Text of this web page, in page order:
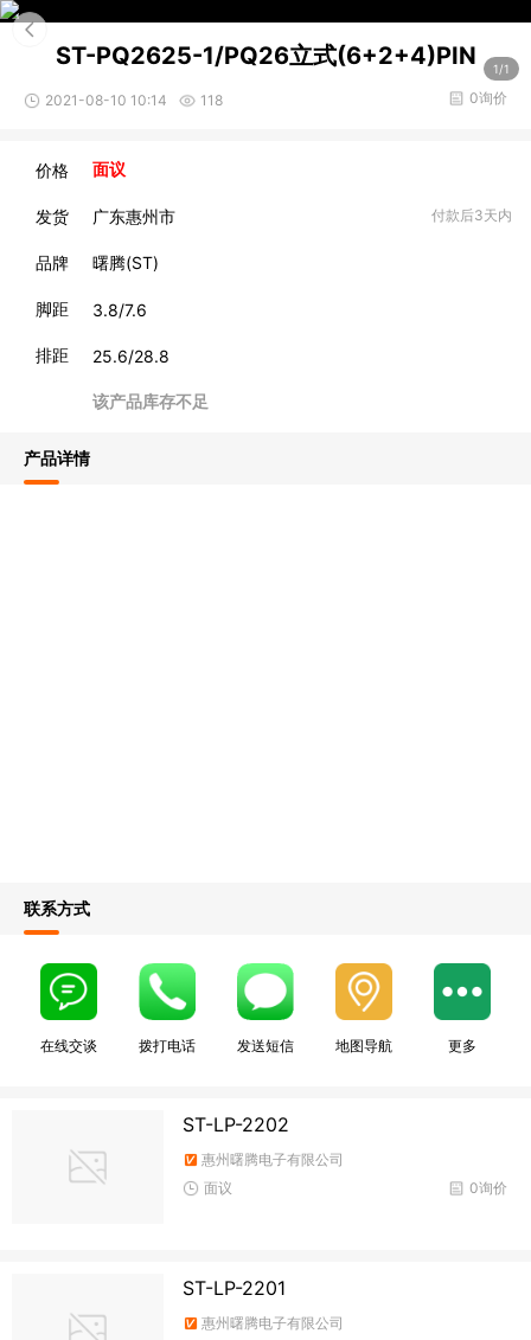
1/1
ST-PQ2625-1/PQ26立式(6+2+4)PIN
2021-08-10 10:14 118 0询价
价格 面议
发货 广东惠州市 付款后3天内
品牌 曙腾(ST)
脚距 3.8/7.6
排距 25.6/28.8
该产品库存不足
产品详情
联系方式
在线交谈 拨打电话 发送短信 地图导航 更多
ST-LP-2202
惠州曙腾电子有限公司
0询价
面议
ST-LP-2201
惠州曙腾电子有限公司